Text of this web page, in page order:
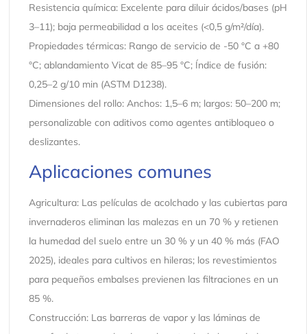
Resistencia química: Excelente para diluir ácidos/bases (pH
3–11); baja permeabilidad a los aceites (<0,5 g/m²/día).
Propiedades térmicas: Rango de servicio de -50 °C a +80
°C; ablandamiento Vicat de 85–95 °C; Índice de fusión:
0,25–2 g/10 min (ASTM D1238).
Dimensiones del rollo: Anchos: 1,5–6 m; largos: 50–200 m;
personalizable con aditivos como agentes antibloqueo o
deslizantes.
Aplicaciones comunes
Agricultura: Las películas de acolchado y las cubiertas para
invernaderos eliminan las malezas en un 70 % y retienen
la humedad del suelo entre un 30 % y un 40 % más (FAO
2025), ideales para cultivos en hileras; los revestimientos
para pequeños embalses previenen las filtraciones en un
85 %.
Construcción: Las barreras de vapor y las láminas de